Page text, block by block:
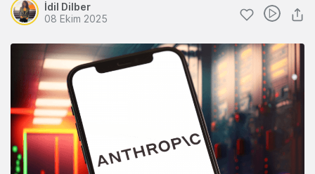
İdil Dilber
08 Ekim 2025